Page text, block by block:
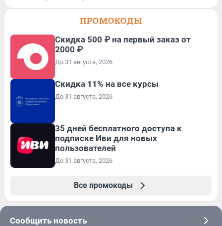
ПРОМОКОДЫ
Скидка 500 ₽ на первый заказ от
2000 ₽
До 31 августа, 2026
Скидка 11% на все курсы
До 31 августа, 2026
35 дней бесплатного доступа к
подписке Иви для новых
пользователей
До 31 августа, 2026
Все промокоды
Сообщить новость